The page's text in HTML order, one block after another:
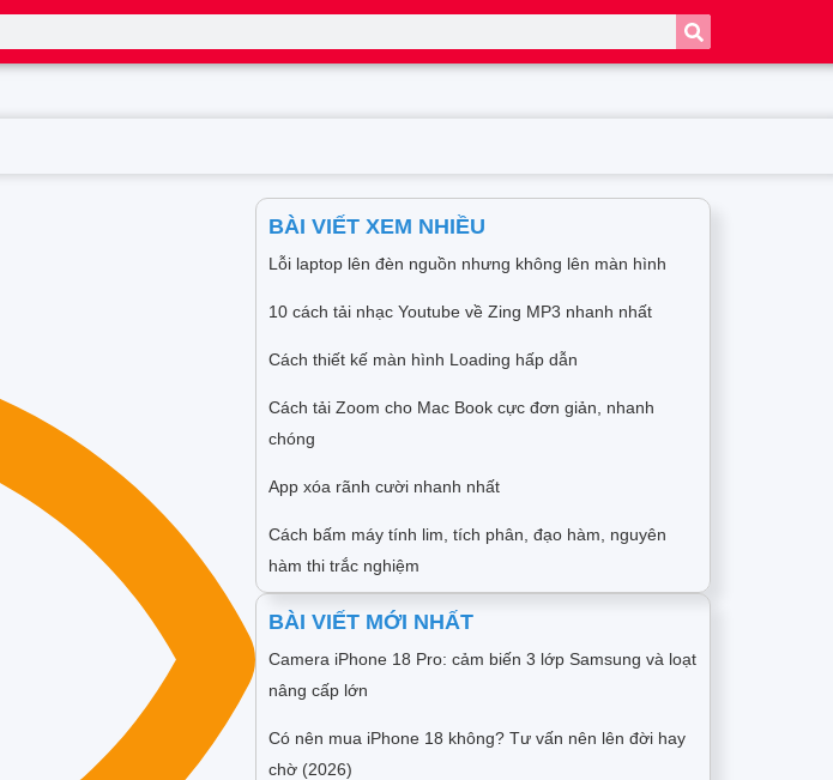
BÀI VIẾT XEM NHIỀU
Lỗi laptop lên đèn nguồn nhưng không lên màn hình
10 cách tải nhạc Youtube về Zing MP3 nhanh nhất
Cách thiết kế màn hình Loading hấp dẫn
Cách tải Zoom cho Mac Book cực đơn giản, nhanh
chóng
App xóa rãnh cười nhanh nhất
Cách bấm máy tính lim, tích phân, đạo hàm, nguyên
hàm thi trắc nghiệm
BÀI VIẾT MỚI NHẤT
Camera iPhone 18 Pro: cảm biến 3 lớp Samsung và loạt
nâng cấp lớn
Có nên mua iPhone 18 không? Tư vấn nên lên đời hay
chờ (2026)